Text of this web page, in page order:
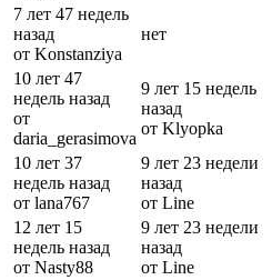
7 лет 47 недель
назад
от Konstanziya
нет
10 лет 47
недель назад
от
daria_gerasimova
9 лет 15 недель
назад
от Klyopka
10 лет 37
недель назад
от lana767
9 лет 23 недели
назад
от Line
12 лет 15
недель назад
от Nasty88
9 лет 23 недели
назад
от Line